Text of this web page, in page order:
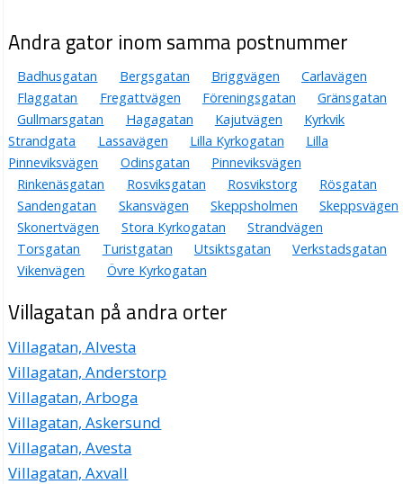
Andra gator inom samma postnummer
Badhusgatan Bergsgatan Briggvägen
Carlavägen
Flaggatan
Fregattvägen Föreningsgatan
Gränsgatan
Gullmarsgatan
Hagagatan Kajutvägen
Kyrkvik
Strandgata
Lassavägen Lilla Kyrkogatan
Lilla
Pinneviksvägen
Odinsgatan
Pinneviksvägen
Rinkenäsgatan
Rosviksgatan Rosvikstorg
Rösgatan
Sandengatan
Skansvägen Skeppsholmen
Skeppsvägen
Skonertvägen
Stora Kyrkogatan
Strandvägen
Torsgatan
Turistgatan Utsiktsgatan
Verkstadsgatan
Vikenvägen
Övre Kyrkogatan
Villagatan på andra orter
Villagatan, Alvesta
Villagatan, Anderstorp
Villagatan, Arboga
Villagatan, Askersund
Villagatan, Avesta
Villagatan, Axvall